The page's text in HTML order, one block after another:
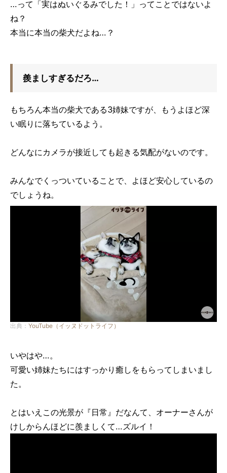
…って「実はぬいぐるみでした！」ってことではないよ
ね？
本当に本当の柴犬だよね…？
羨ましすぎるだろ…
もちろん本当の柴犬である3姉妹ですが、もうよほど深
い眠りに落ちているよう。
どんなにカメラが接近しても起きる気配がないのです。
みんなでくっついていることで、よほど安心しているの
でしょうね。
出典： YouTube（イッヌドットライフ）
いやはや…。
可愛い姉妹たちにはすっかり癒しをもらってしまいまし
た。
とはいえこの光景が『日常』だなんて、オーナーさんが
けしからんほどに羨ましくて…ズルイ！